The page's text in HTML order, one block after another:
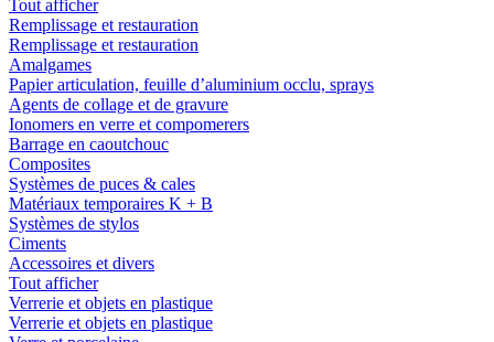
Tout afficher
Remplissage et restauration
Remplissage et restauration
Amalgames
Papier articulation, feuille d’aluminium occlu, sprays
Agents de collage et de gravure
Ionomers en verre et compomerers
Barrage en caoutchouc
Composites
Systèmes de puces & cales
Matériaux temporaires K + B
Systèmes de stylos
Ciments
Accessoires et divers
Tout afficher
Verrerie et objets en plastique
Verrerie et objets en plastique